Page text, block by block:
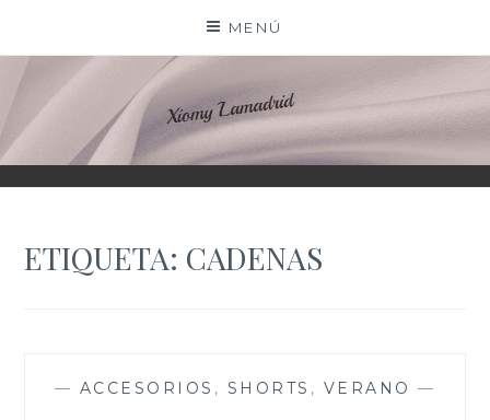
contenido
MENÚ
XIOMY LAMADRID
ETIQUETA: CADENAS
— ACCESORIOS , SHORTS , VERANO —